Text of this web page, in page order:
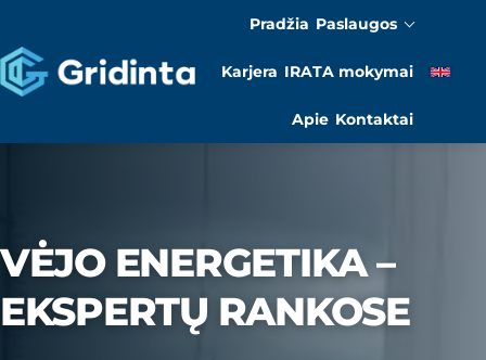
Pradžia Paslaugos
Karjera IRATA mokymai
Apie Kontaktai
VĖJO ENERGETIKA –
EKSPERTŲ RANKOSE